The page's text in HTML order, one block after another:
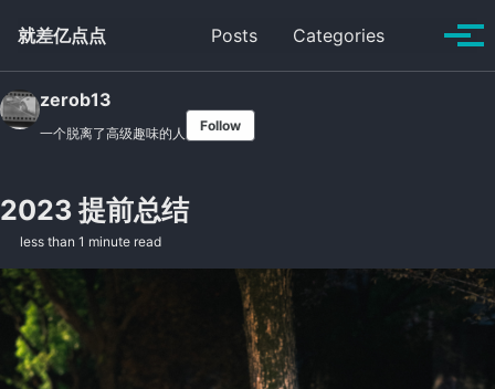
就差亿点点
Posts Categories Toggle
zerob13
一个脱离了高级趣味的人 Follow
2023 提前总结
less than 1 minute read